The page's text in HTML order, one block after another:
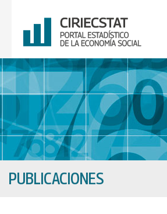
contenido
PUBLICACIONES